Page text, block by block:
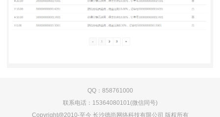
QQ：858761000
联系电话：15364080101(微信同号)
Copyright@2010-至今 长沙德尚网络科技有限公司 版权所有